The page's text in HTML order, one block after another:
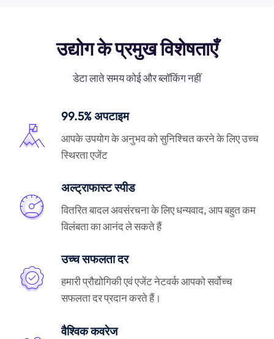
उद्योग के प्रमुख विशेषताएँ
डेटा लाते समय कोई और ब्लॉकिंग नहीं
99.5% अपटाइम
आपके उपयोग के अनुभव को सुनिश्चित करने के लिए उच्च
स्थिरता एजेंट
अल्ट्राफास्ट स्पीड
वितरित बादल अवसंरचना के लिए धन्यवाद, आप बहुत कम
विलंबता का आनंद ले सकते हैं
उच्च सफलता दर
हमारी प्रौद्योगिकी एवं एजेंट नेटवर्क आपको सर्वोच्च
सफलता दर प्रदान करते हैं।
वैश्विक कवरेज